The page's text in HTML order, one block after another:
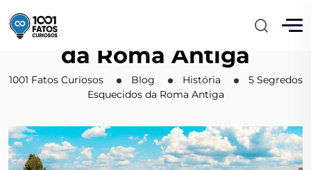
5 Segredos Esquecidos
da Roma Antiga
1001 Fatos Curiosos Blog História
5 Segredos
Esquecidos da Roma Antiga